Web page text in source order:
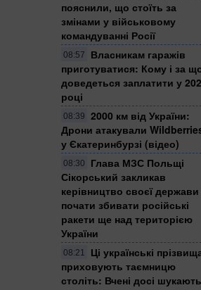
пояснили, що стоїть за
змінами у військовому
командуванні Росії
08:57
Власникам гаражів
приготуватися: Кому і за
доведеться заплатити у
році
08:39
2000 км від України:
Дрони атакували
у Єкатеринбурзі (відео)
08:30
Глава МЗС Польщі
Сікорський закликав
керівництво своєї держави
почати збивати російські
ракети ще над територією
України
08:21
Ці українські
приховують таємницю
століть: Вчені досі шукають